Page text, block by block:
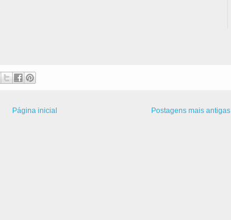
Postagens mais antigas
Página inicial